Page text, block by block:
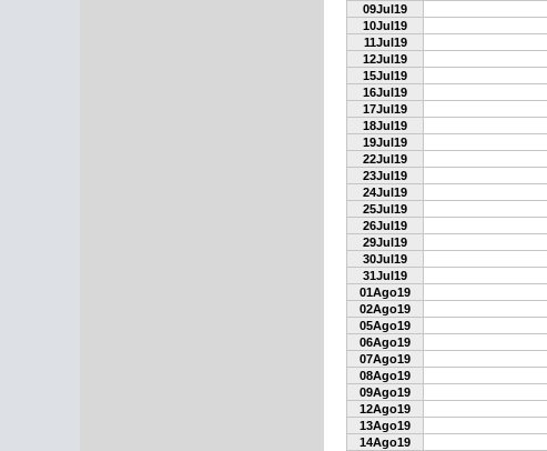
09Jul19
10Jul19
11Jul19
12Jul19
15Jul19
16Jul19
17Jul19
18Jul19
19Jul19
22Jul19
23Jul19
24Jul19
25Jul19
26Jul19
29Jul19
30Jul19
31Jul19
01Ago19
02Ago19
05Ago19
06Ago19
07Ago19
08Ago19
09Ago19
12Ago19
13Ago19
14Ago19